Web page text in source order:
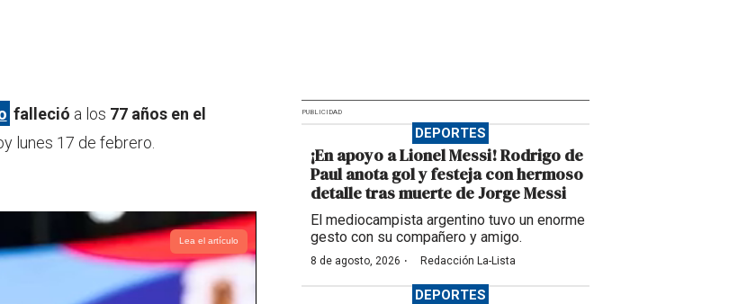
falleció a los 77 años en el
lunes 17 de febrero.
Lea el artículo
PUBLICIDAD
DEPORTES
¡En apoyo a Lionel Messi! Rodrigo de
Paul anota gol y festeja con hermoso
detalle tras muerte de Jorge Messi
El mediocampista argentino tuvo un enorme
gesto con su compañero y amigo.
8 de agosto, 2026 · Redacción La-Lista
DEPORTES